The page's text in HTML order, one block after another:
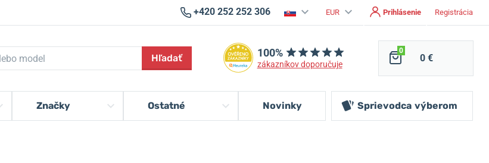
+420 252 252 306 EUR Prihlásenie Registrácia
Hľadať 100%
zákazníkov doporučuje
0
0 €
Značky Ostatné Novinky Sprievodca výberom